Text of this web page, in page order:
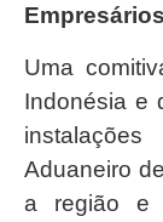
Uma
Indonésia e
Aduaneiro
a região e